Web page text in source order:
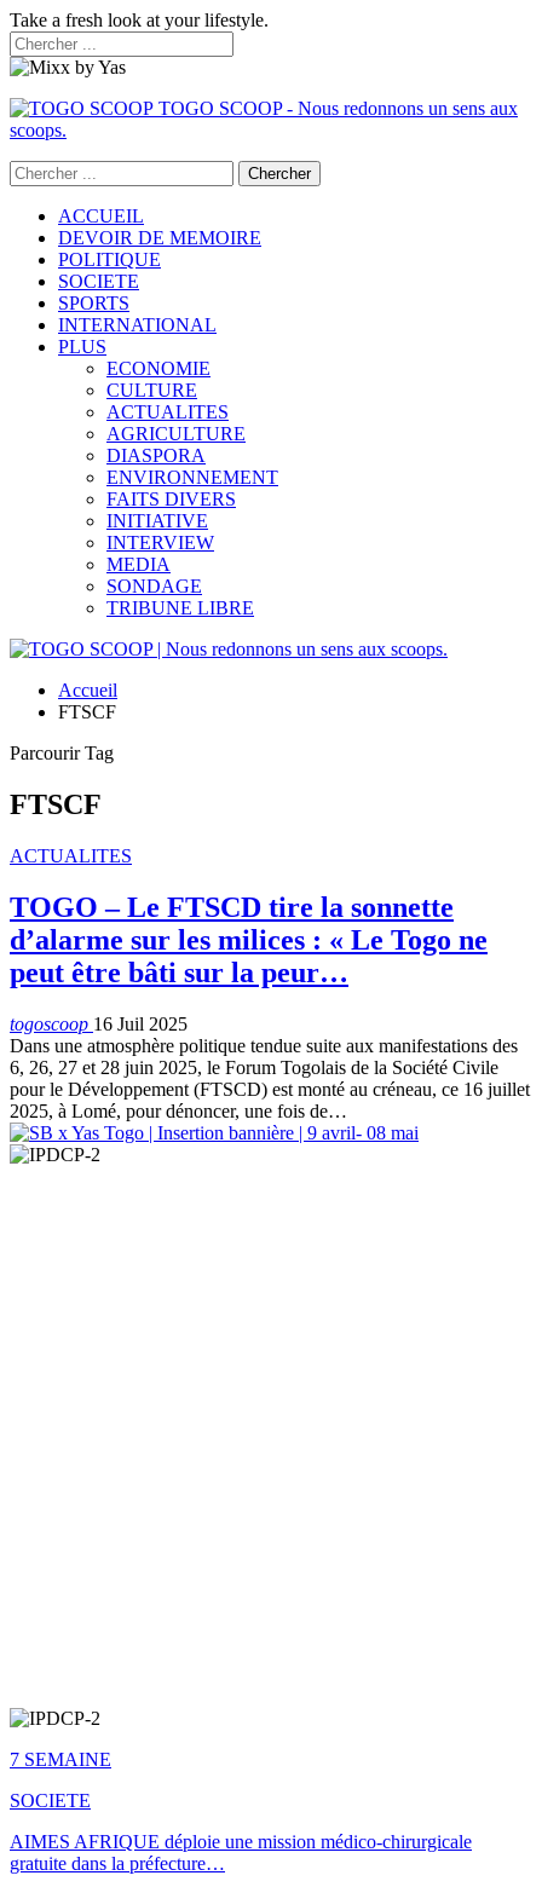
Take a fresh look at your lifestyle.
TOGO SCOOP - Nous redonnons un sens aux
scoops.
ACCUEIL
DEVOIR DE MEMOIRE
POLITIQUE
SOCIETE
SPORTS
INTERNATIONAL
PLUS
ECONOMIE
CULTURE
ACTUALITES
AGRICULTURE
DIASPORA
ENVIRONNEMENT
FAITS DIVERS
INITIATIVE
INTERVIEW
MEDIA
SONDAGE
TRIBUNE LIBRE
Accueil
FTSCF
Parcourir Tag
FTSCF
ACTUALITES
TOGO – Le FTSCD tire la sonnette
d’alarme sur les milices : « Le Togo ne
peut être bâti sur la peur…
togoscoop 16 Juil 2025
Dans une atmosphère politique tendue suite aux manifestations des
6, 26, 27 et 28 juin 2025, le Forum Togolais de la Société Civile
pour le Développement (FTSCD) est monté au créneau, ce 16 juillet
2025, à Lomé, pour dénoncer, une fois de…
7 SEMAINE
SOCIETE
AIMES AFRIQUE déploie une mission médico-chirurgicale
gratuite dans la préfecture…